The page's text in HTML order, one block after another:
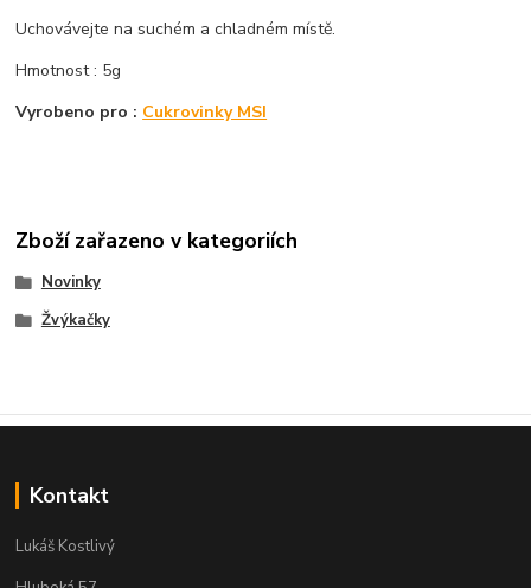
Uchovávejte na suchém a chladném místě.
Hmotnost : 5g
Vyrobeno pro : Cukrovinky MSI
Zboží zařazeno v kategoriích
Novinky
Žvýkačky
Kontakt
Lukáš Kostlivý